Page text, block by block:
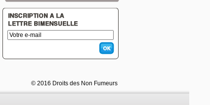
© 2016 Droits des Non Fumeurs